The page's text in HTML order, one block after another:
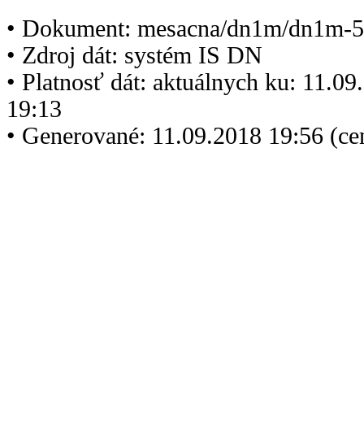
• Dokument: mesacna/dn1m/dn1m-
• Zdroj dát: systém IS DN
• Platnosť dát: aktuálnych ku:
19:13
• Generované: 11.09.2018 19:56